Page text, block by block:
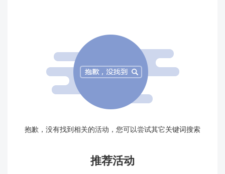
抱歉，没有找到相关的活动，您可以尝试其它关键词搜索
推荐活动